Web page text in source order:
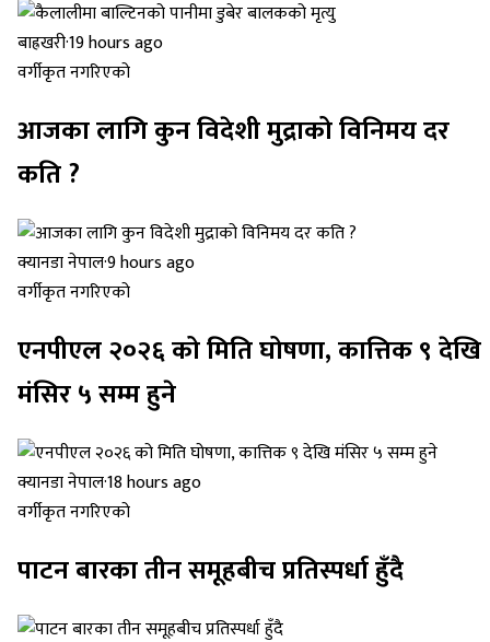
बाह्रखरी·19 hours ago
वर्गीकृत नगरिएको
आजका लागि कुन विदेशी मुद्राको विनिमय दर
कति ?
क्यानडा नेपाल·9 hours ago
वर्गीकृत नगरिएको
एनपीएल २०२६ को मिति घोषणा, कात्तिक ९ देखि
मंसिर ५ सम्म हुने
क्यानडा नेपाल·18 hours ago
वर्गीकृत नगरिएको
पाटन बारका तीन समूहबीच प्रतिस्पर्धा हुँदै